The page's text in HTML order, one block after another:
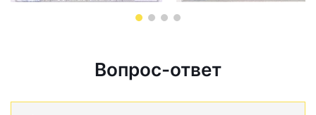
Вопрос-ответ